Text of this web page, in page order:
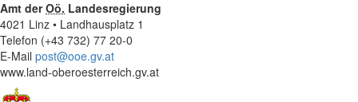
Amt derOö. Landesregierung
4021 Linz • Landhausplatz 1
Telefon (+43 732) 77 20-0
E-Mail post@ooe.gv.at
www.land-oberoesterreich.gv.at